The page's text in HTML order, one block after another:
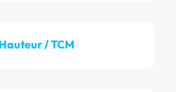
Hauteur / TCM